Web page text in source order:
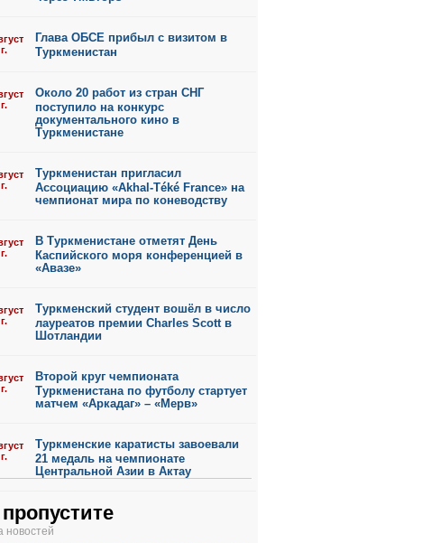
Глава ОБСЕ прибыл с визитом в
Туркменистан
Около 20 работ из стран СНГ
поступило на конкурс
документального кино в
Туркменистане
Туркменистан пригласил
Ассоциацию «Akhal-Téké France» на
чемпионат мира по коневодству
В Туркменистане отметят День
Каспийского моря конференцией в
«Авазе»
Туркменский студент вошёл в число
лауреатов премии Charles Scott в
Шотландии
Второй круг чемпионата
Туркменистана по футболу стартует
матчем «Аркадаг» – «Мерв»
Туркменские каратисты завоевали
21 медаль на чемпионате
Центральной Азии в Актау
новостей